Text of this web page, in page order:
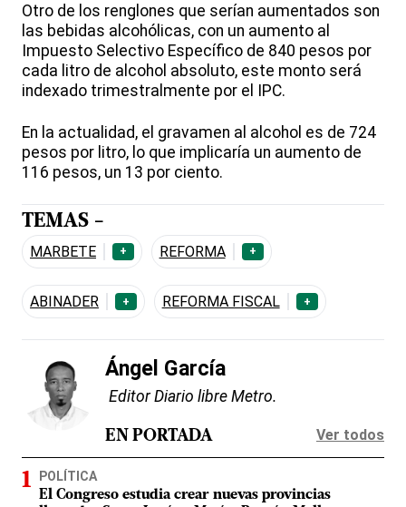
Otro de los renglones que serían aumentados son
las bebidas alcohólicas, con un aumento al
Impuesto Selectivo Específico de 840 pesos por
cada litro de alcohol absoluto, este monto será
indexado trimestralmente por el IPC.
En la actualidad, el gravamen al alcohol es de 724
pesos por litro, lo que implicaría un aumento de
116 pesos, un 13 por ciento.
TEMAS -
MARBETE + REFORMA +
ABINADER + REFORMA FISCAL +
Ángel García
Editor Diario libre Metro.
EN PORTADA Ver todos
POLÍTICA
El Congreso estudia crear nuevas provincias